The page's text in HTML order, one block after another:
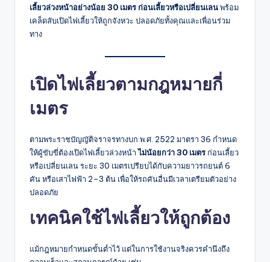
เลี้ยวล่วงหน้าอย่างน้อย 30 เมตร ก่อนเลี้ยวหรือเปลี่ยนเลนพร้อม
เคล็ดลับเปิดไฟเลี้ยวให้ถูกจังหวะ ปลอดภัยทั้งคุณและเพื่อนร่วม
ทาง
เปิดไฟเลี้ยวตามกฎหมายกี่
เมตร
ตามพระราชบัญญัติจราจรทางบก พ.ศ. 2522 มาตรา 36 กำหนด
ให้ผู้ขับขี่ต้องเปิดไฟเลี้ยวล่วงหน้าไม่น้อยกว่า 30 เมตร ก่อนเลี้ยว
หรือเปลี่ยนเลน ระยะ 30 เมตรเปรียบได้กับความยาวรถยนต์ 6
คัน หรือเสาไฟฟ้า 2–3 ต้น เพื่อให้รถคันอื่นมีเวลาเตรียมตัวอย่าง
ปลอดภัย
เทคนิคใช้ไฟเลี้ยวให้ถูกต้อง
แม้กฎหมายกำหนดขั้นต่ำไว้ แต่ในการใช้งานจริงควรคำนึงถึง